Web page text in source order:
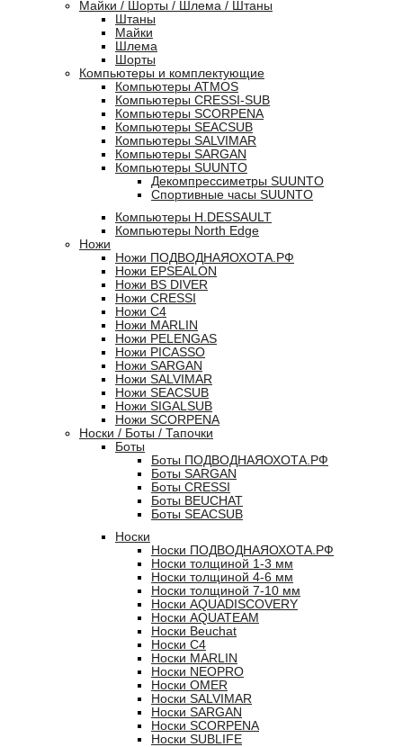
Майки / Шорты / Шлема / Штаны
Штаны
Майки
Шлема
Шорты
Компьютеры и комплектующие
Компьютеры ATMOS
Компьютеры CRESSI-SUB
Компьютеры SCORPENA
Компьютеры SEACSUB
Компьютеры SALVIMAR
Компьютеры SARGAN
Компьютеры SUUNTO
Декомпрессиметры SUUNTO
Спортивные часы SUUNTO
Компьютеры H.DESSAULT
Компьютеры North Edge
Ножи
Ножи ПОДВОДНАЯОХОТА.РФ
Ножи EPSEALON
Ножи BS DIVER
Ножи CRESSI
Ножи C4
Ножи MARLIN
Ножи PELENGAS
Ножи PICASSO
Ножи SARGAN
Ножи SALVIMAR
Ножи SEACSUB
Ножи SIGALSUB
Ножи SCORPENA
Носки / Боты / Тапочки
Боты
Боты ПОДВОДНАЯОХОТА.РФ
Боты SARGAN
Боты CRESSI
Боты BEUCHAT
Боты SEACSUB
Носки
Носки ПОДВОДНАЯОХОТА.РФ
Носки толщиной 1-3 мм
Носки толщиной 4-6 мм
Носки толщиной 7-10 мм
Носки AQUADISCOVERY
Носки AQUATEAM
Носки Beuchat
Носки C4
Носки MARLIN
Носки NEOPRO
Носки OMER
Носки SALVIMAR
Носки SARGAN
Носки SCORPENA
Носки SUBLIFE